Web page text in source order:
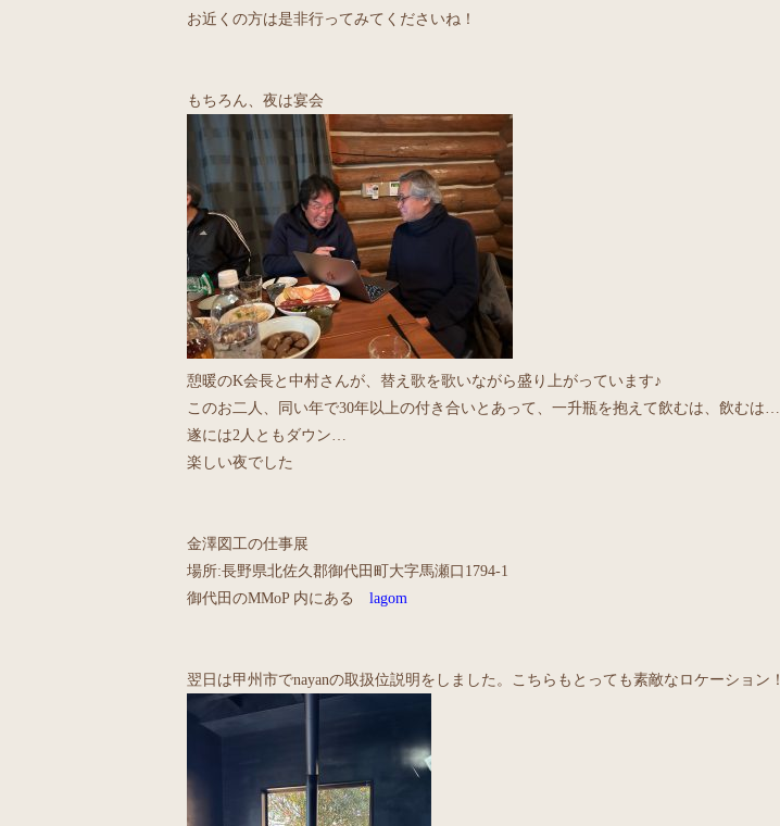
お近くの方は是非行ってみてくださいね！
もちろん、夜は宴会
憩暖のK会長と中村さんが、替え歌を歌いながら盛り上がっています♪
このお二人、同い年で30年以上の付き合いとあって、一升瓶を抱えて飲むは、飲むは…
遂には2人ともダウン…
楽しい夜でした
金澤図工の仕事展
場所:長野県北佐久郡御代田町大字馬瀬口1794-1
御代田のMMoP 内にある lagom
翌日は甲州市でnayanの取扱位説明をしました。こちらもとっても素敵なロケーション！